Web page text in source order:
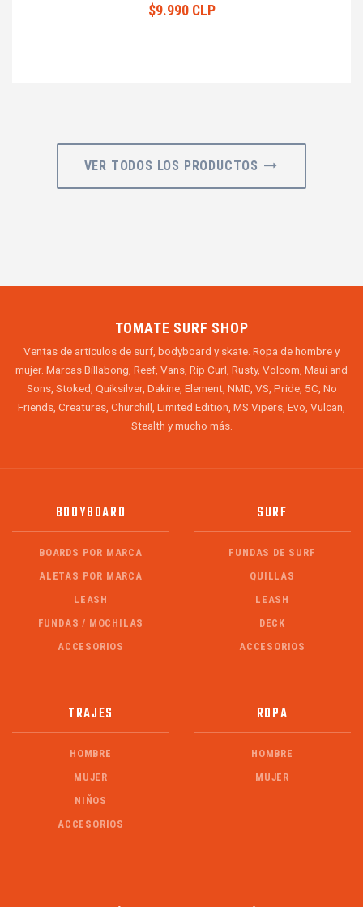
$9.990 CLP
VER TODOS LOS PRODUCTOS
TOMATE SURF SHOP
Ventas de articulos de surf, bodyboard y skate. Ropa de hombre y
mujer. Marcas Billabong, Reef, Vans, Rip Curl, Rusty, Volcom, Maui and
Sons, Stoked, Quiksilver, Dakine, Element, NMD, VS, Pride, 5C, No
Friends, Creatures, Churchill, Limited Edition, MS Vipers, Evo, Vulcan,
Stealth y mucho más.
BODYBOARD
BOARDS POR MARCA
ALETAS POR MARCA
LEASH
FUNDAS / MOCHILAS
ACCESORIOS
SURF
FUNDAS DE SURF
QUILLAS
LEASH
DECK
ACCESORIOS
TRAJES
HOMBRE
MUJER
NIÑOS
ACCESORIOS
ROPA
HOMBRE
MUJER